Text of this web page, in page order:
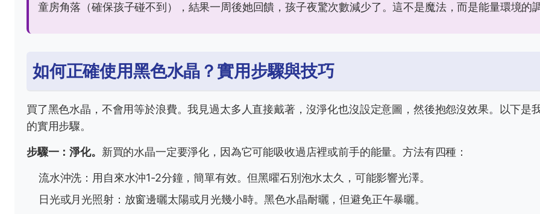
童房角落（確保孩子碰不到），結果一周後她回饋，孩子夜驚次數減少了。這不是魔法，而是能量環境的調
如何正確使用黑色水晶？實用步驟與技巧
買了黑色水晶，不會用等於浪費。我見過太多人直接戴著，沒淨化也沒設定意圖，然後抱怨沒效果。以下是
的實用步驟。
步驟一：淨化。 新買的水晶一定要淨化，因為它可能吸收過店裡或前手的能量。方法有四種：
流水沖洗：用自來水沖1-2分鐘，簡單有效。但黑曜石別泡水太久，可能影響光澤。
日光或月光照射：放窗邊曬太陽或月光幾小時。黑色水晶耐曬，但避免正午暴曬。